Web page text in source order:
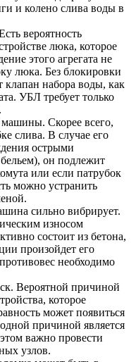
и колено слива воды в
вероятность
люка, которое
этого агрегата не
люка. Без блокировки
клапан набора воды, как
УБЛ требует только
машины. Скорее всего,
слива. В случае его
острыми
он подлежит
или если патрубок
можно устранить
сильно вибрирует.
износом
состоит из бетона,
произойдет его
необходимо
Вероятной причиной
которое
может появиться
причиной является
важно провести
узлов.